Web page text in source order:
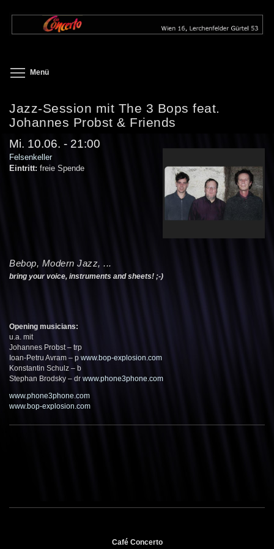
zum
Menü
Jazz-Session mit The 3 Bops feat.
Johannes Probst & Friends
Mi. 10.06. - 21:00
Felsenkeller
Eintritt: freie Spende
Bebop, Modern Jazz, ...
bring your voice, instruments and sheets! ;-)
Opening musicians:
u.a. mit
Johannes Probst – trp
Ioan-Petru Avram – p www.bop-explosion.com
Konstantin Schulz – b
Stephan Brodsky – dr www.phone3phone.com
www.phone3phone.com
www.bop-explosion.com
Café Concerto